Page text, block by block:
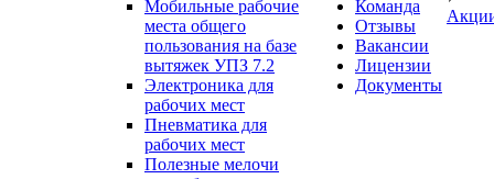
Мобильные рабочие
места общего
пользования на базе
вытяжек УПЗ 7.2
Электроника для
рабочих мест
Пневматика для
рабочих мест
Полезные мелочи
Команда
Отзывы
Вакансии
Лицензии
Документы